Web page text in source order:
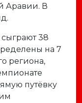
Аравии. В
38
на 7
региона,
путёвку